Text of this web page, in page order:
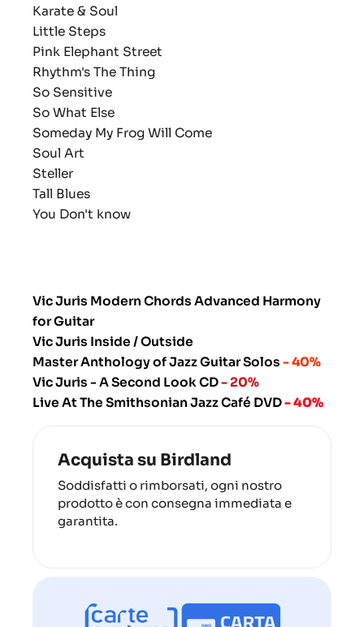
Karate & Soul
Little Steps
Pink Elephant Street
Rhythm's The Thing
So Sensitive
So What Else
Someday My Frog Will Come
Soul Art
Steller
Tall Blues
You Don't know
Vic Juris Modern Chords Advanced Harmony
for Guitar
Vic Juris Inside / Outside
Master Anthology of Jazz Guitar Solos - 40%
Vic Juris - A Second Look CD- 20%
Live At The Smithsonian Jazz Café DVD- 40%
Acquista su Birdland
Soddisfatti o rimborsati, ogni nostro
prodotto è con consegna immediata e
garantita.